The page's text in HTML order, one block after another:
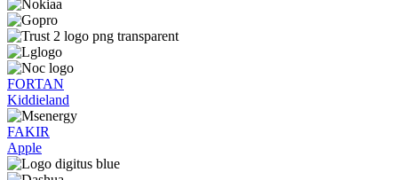
FORTAN
Kiddieland
FAKIR
Apple